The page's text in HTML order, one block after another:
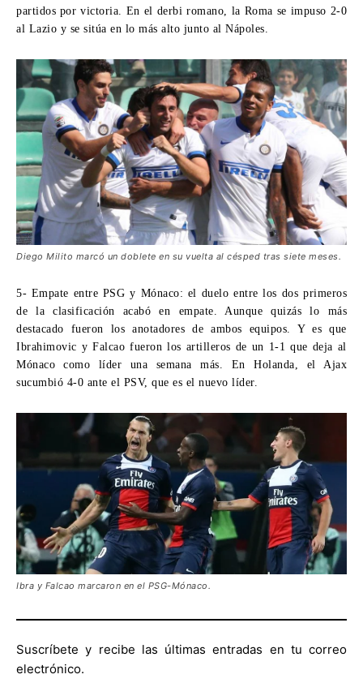
partidos por victoria. En el derbi romano, la Roma se impuso 2-0
al Lazio y se sitúa en lo más alto junto al Nápoles.
Diego Milito marcó un doblete en su vuelta al césped tras siete meses.
5- Empate entre PSG y Mónaco: el duelo entre los dos primeros
de la clasificación acabó en empate. Aunque quizás lo más
destacado fueron los anotadores de ambos equipos. Y es que
Ibrahimovic y Falcao fueron los artilleros de un 1-1 que deja al
Mónaco como líder una semana más. En Holanda, el Ajax
sucumbió 4-0 ante el PSV, que es el nuevo líder.
Ibra y Falcao marcaron en el PSG-Mónaco.
Suscríbete y recibe las últimas entradas en tu correo
electrónico.